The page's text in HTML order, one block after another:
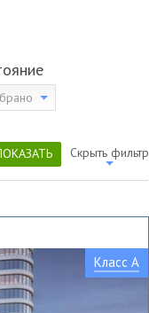
Скрыть фильтр
Класс A